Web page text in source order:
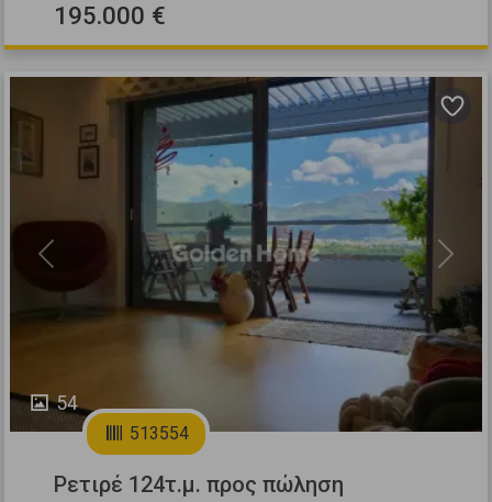
195.000 €
54
Previous Next
513554
Ρετιρέ 124τ.μ. προς πώληση